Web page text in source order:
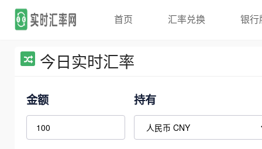
首页 汇率兑换 银行
今日实时汇率
金额 持有